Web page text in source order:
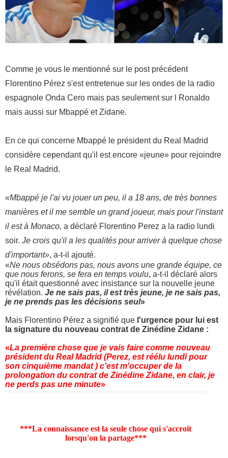
Comme je vous le mentionné sur le post précédent
Florentino Pérez s'est entretenue sur les ondes de la radio
espagnole Onda Cero mais pas seulement sur l Ronaldo
mais aussi sur Mbappé et Zidane.
En ce qui concerne Mbappé le président du Real Madrid
considère cependant qu'il est encore «jeune» pour rejoindre
le Real Madrid.
«Mbappé je l'ai vu jouer un peu, il a 18 ans, de très bonnes
manières et il me semble un grand joueur, mais pour l'instant
il est à Monaco, a déclaré Florentino Perez a la radio lundi
soir. Je crois qu'il a les qualités pour arriver à quelque chose
d'important», a-t-il ajouté.
«Ne nous obsédons pas, nous avons une grande équipe, ce
que nous ferons, se fera en temps voulu, a-t-il déclaré alors
qu'il était questionné avec insistance sur la nouvelle jeune
révélation. Je ne sais pas, il est très jeune, je ne sais pas,
je ne prends pas les décisions seul»
Mais Florentino Pérez a signifié que l'urgence pour lui est
la signature du nouveau contrat de Zinédine Zidane :
«La première chose que je vais faire comme nouveau
président du Real Madrid (Perez, est réélu lundi pour
son cinquième mandat ) c'est m'occuper de la
prolongation du contrat de Zinédine Zidane, en clair, je
ne perds pas une minute»
***La connaissance est la seule chose qui s'accroit
lorsqu'on la partage***